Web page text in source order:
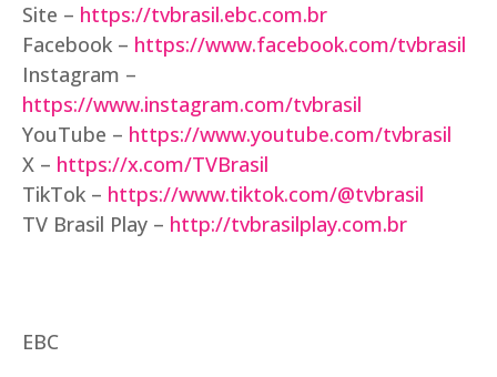
Site – https://tvbrasil.ebc.com.br
Facebook – https://www.facebook.com/tvbrasil
Instagram –
https://www.instagram.com/tvbrasil
YouTube – https://www.youtube.com/tvbrasil
X – https://x.com/TVBrasil
TikTok – https://www.tiktok.com/@tvbrasil
TV Brasil Play – http://tvbrasilplay.com.br
EBC